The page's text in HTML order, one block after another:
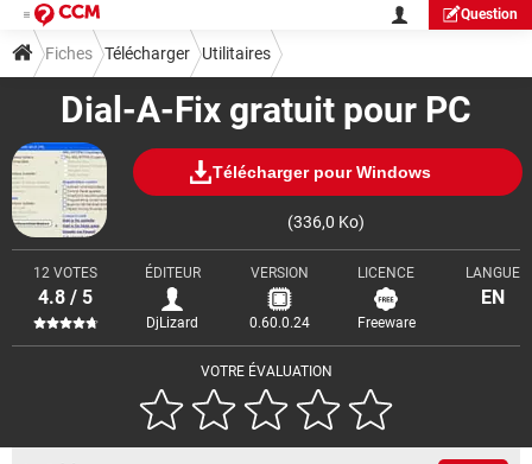
Question
Dial-A-Fix gratuit pour PC
Télécharger pour Windows
(336,0 Ko)
VOTRE ÉVALUATION
12 VOTES
4.8 / 5
ÉDITEUR
DjLizard
VERSION
0.60.0.24
LICENCE
Freeware
LANGUE
EN
Fiches Télécharger Utilitaires